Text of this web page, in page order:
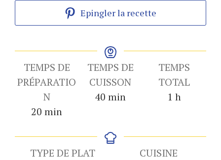
Epingler la recette
TEMPS DE
PRÉPARATIO
N
20 minutes
min
TEMPS DE
CUISSON
40 minutes
min
TEMPS
TOTAL
1 heure
h
TYPE DE PLAT
CUISINE